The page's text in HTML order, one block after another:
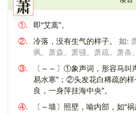
萧
①.
即“艾蒿”。
②.
冷落，没有生气的样子。 如:
飒。萧森。萧骚。萧疏。萧条。
③.
〔～～〕①象声词，形容马叫
易水寒”；②头发花白稀疏的样
良，一身萍挂海中央”。
④.
〔～墙〕照壁，喻内部，如“祸